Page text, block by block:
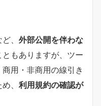
、 外部公開を伴わな
もありますが、ツー
用・非商用の線引き
、 利用規約の確認が